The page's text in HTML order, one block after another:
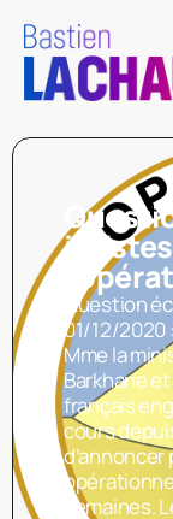
Question
01/12/2020
Mme la
Barkhane
français
cours
semaines.